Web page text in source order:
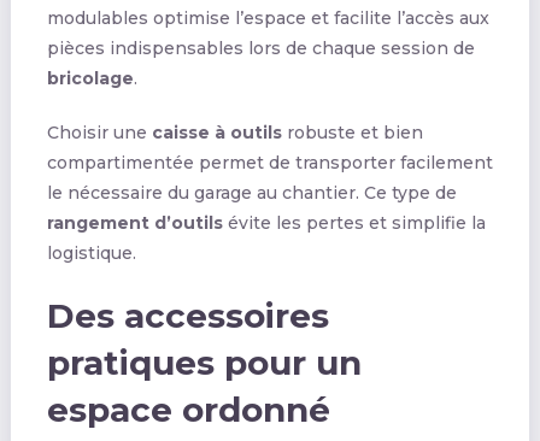
modulables optimise l’espace et facilite l’accès aux
pièces indispensables lors de chaque session de
bricolage.
Choisir une caisse à outilsrobuste et bien
compartimentée permet de transporter facilement
le nécessaire du garage au chantier. Ce type de
rangement d’outilsévite les pertes et simplifie la
logistique.
Des accessoires
pratiques pour un
espace ordonné